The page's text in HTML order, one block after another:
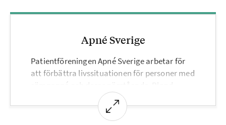
Apné Sverige
Patientföreningen Apné Sverige arbetar för
att förbättra livssituationen för personer med
sömnapné och deras närstående. Bland
annat genom att aktivt sprida information
samt bilda opinion för att påverka politiker
och leverantörer av hjälpmedel.